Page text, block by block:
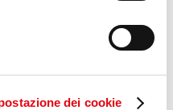
dei cookie